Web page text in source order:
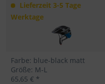
Lieferzeit 3-5 Tage
Werktage
Farbe: blue-black matt
Größe: M-L
65,65 € *